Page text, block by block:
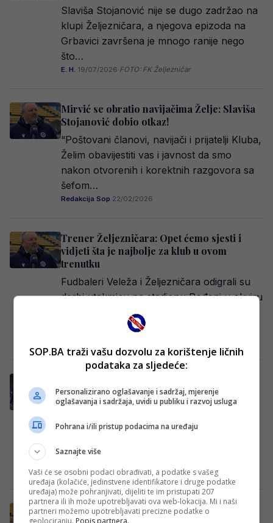
Slaviša Stojanović nije se dugo zadržao na
klupi Željezničara, a njegova epizoda na
Grbavici završena je mnogo ranije nego
što…
E. H.·19/07/2026·FOTO: FK Željezničar
Mirvić se obratio navijačima Želje: Slaviša
Stojanović dobio otkaz!
“Poštovani članovi, navijači i prijatelji Kluba,
Želim obavijestiti vas i javnost da smo
nakon otvorenih i korektnih razgovora sa
šefom…
Redakcija Sop·22/02/2026
Trener Željezničara: Opet ćemo sjesti i
vidjeti šta je najbolje za klub u ovom
trenutku
Fudbaleri Veleža i Željezničara odigrali su
derbi utakmicu na stadionu Rođeni u okviru
22. kola Premijer lige Bosne i
Hercegovine….
kadru FK Željezničar
trener Slaviša Stojanović nastavit će voditi
Grbavica održan…
Redakcija Sop·18/02/2026
Uprava donijela odluku: Poznata sudbina
SOP.BA traži vašu dozvolu za korištenje ličnih
podataka za sljedeće:
Personalizirano oglašavanje i sadržaj, mjerenje
oglašavanja i sadržaja, uvidi u publiku i razvoj usluga
Pohrana i/ili pristup podacima na uređaju
Saznajte više
Vaši će se osobni podaci obrađivati, a podatke s vašeg
uređaja (kolačiće, jedinstvene identifikatore i druge podatke
uređaja) može pohranjivati, dijeliti te im pristupati 207
partnera ili ih može upotrebljavati ova web-lokacija. Mi i naši
partneri možemo upotrebljavati precizne podatke o
geolociranju. Popis partnera.